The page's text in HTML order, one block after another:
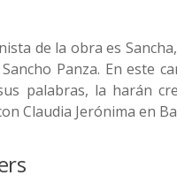
de la obra es
Panza. En este
palabras, la harán
Claudia Jerónima en